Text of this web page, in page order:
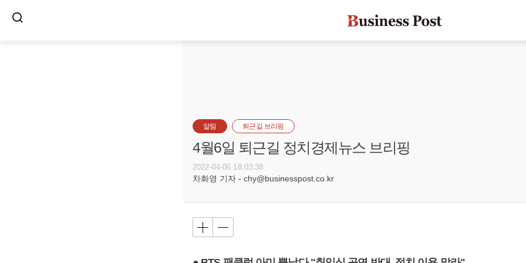
알림 퇴근길 브리핑
4월6일 퇴근길 정치경제뉴스 브리핑
2022-04-06 18:03:38
차화영 기자 - chy@businesspost.co.kr